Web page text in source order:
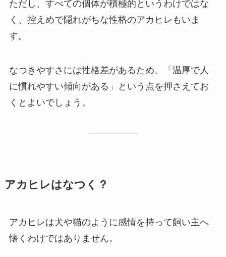
ただし、すべての個体が積極的というわけではな
く、控えめで隠れがちな性格のアカヒレもいま
す。
なつきやすさには性格差があるため、「温厚で人
に慣れやすい傾向がある」という点を押さえてお
くとよいでしょう。
アカヒレはなつく？
アカヒレは犬や猫のように感情を持って飼い主へ
懐くわけではありません。